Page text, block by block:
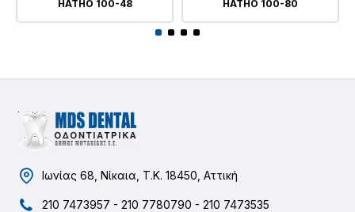
HATHO 100-48 HATHO 100-80
Ιωνίας 68, Νίκαια, Τ.Κ. 18450, Αττική
210 7473957 - 210 7780790 - 210 7473535